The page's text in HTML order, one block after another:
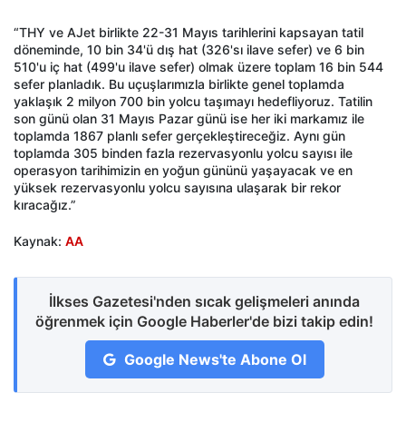
“THY ve AJet birlikte 22-31 Mayıs tarihlerini kapsayan tatil
döneminde, 10 bin 34'ü dış hat (326'sı ilave sefer) ve 6 bin
510'u iç hat (499'u ilave sefer) olmak üzere toplam 16 bin 544
sefer planladık. Bu uçuşlarımızla birlikte genel toplamda
yaklaşık 2 milyon 700 bin yolcu taşımayı hedefliyoruz. Tatilin
son günü olan 31 Mayıs Pazar günü ise her iki markamız ile
toplamda 1867 planlı sefer gerçekleştireceğiz. Aynı gün
toplamda 305 binden fazla rezervasyonlu yolcu sayısı ile
operasyon tarihimizin en yoğun gününü yaşayacak ve en
yüksek rezervasyonlu yolcu sayısına ulaşarak bir rekor
kıracağız.”
Kaynak: AA
İlkses Gazetesi'nden sıcak gelişmeleri anında
öğrenmek için Google Haberler'de bizi takip edin!
Google News'te Abone Ol